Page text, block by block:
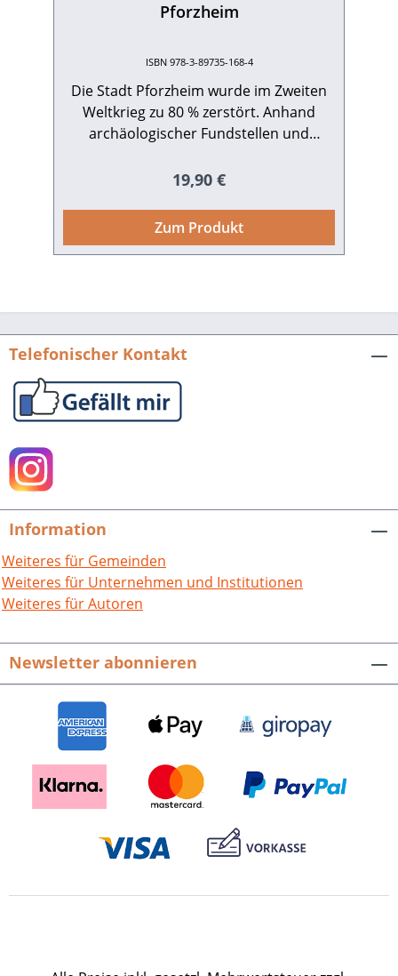
Pforzheim
ISBN 978-3-89735-168-4
Die Stadt Pforzheim wurde im Zweiten
Weltkrieg zu 80 % zerstört. Anhand
archäologischer Fundstellen und
das untergegangene Pforzheim wieder
verschwundene historische Gebäude
Pforzheim werden vorgestellt und
Ein reich bebilderter Text gibt einen
Forschungsergebnisse und in bisher
noch nie veröffentlichtes Material. In
einer untergegangenen Stadt.Unter
Mitarbeit von Annegret
Kotzurek.Archäologischer Stadtkataster
Baden-Württemberg. Materialien zur
Bd. 15. Hrsg. vom Landesdenkmalamt
Baden-Württemberg und der Stadt
Pforzheim.240 S. mit 221 Abb. und 4
großformatigen Karten. 2001.ISBN 978-
3-89735-168-4. EUR 19,90.
Regulärer Preis:
19,90 €
Zum Produkt
Telefonischer Kontakt
Information
Weiteres für Gemeinden
Weiteres für Unternehmen und Institutionen
Weiteres für Autoren
Newsletter abonnieren